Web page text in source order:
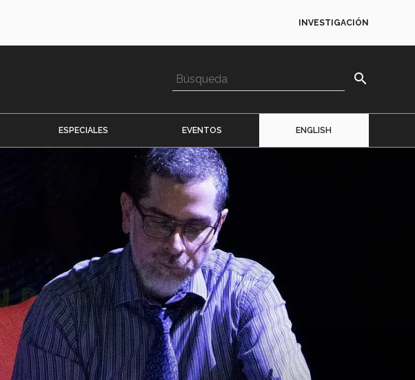
INVESTIGACIÓN
search
ESPECIALES EVENTOS ENGLISH